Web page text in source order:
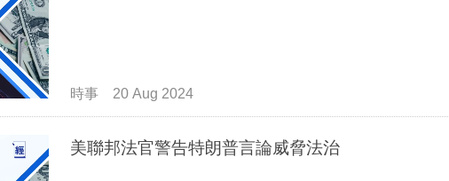
時事 20 Aug 2024
美聯邦法官警告特朗普言論威脅法治